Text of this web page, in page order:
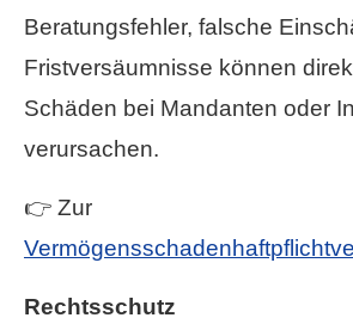
Beratungsfehler, falsche
Fristversäumnisse können
Schäden bei Mandanten oder
verursachen.
👉 Zur
Rechtsschutz